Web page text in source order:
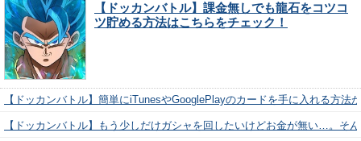
【ドッカンバトル】課金無しでも龍石をコツコ
ツ貯める方法はこちらをチェック！
【ドッカンバトル】簡単にiTunesやGooglePlayのカードを手に入れる方法
【ドッカンバトル】もう少しだけガシャを回したいけどお金が無い…。そ